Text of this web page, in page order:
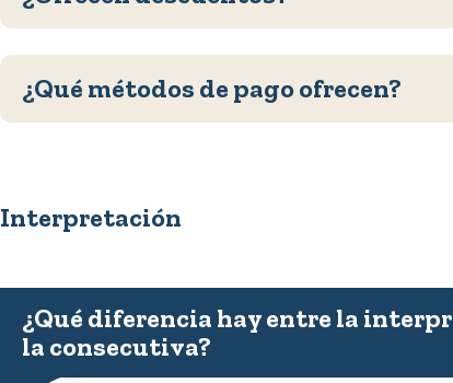
¿Qué métodos de pago ofrecen?
Interpretación
¿Qué diferencia hay entre la
la consecutiva?